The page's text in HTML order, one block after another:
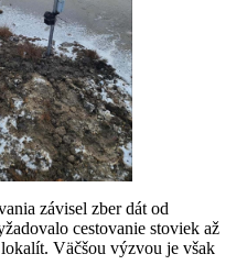
závisel zber dát od
cestovanie stoviek až
Väčšou výzvou je však